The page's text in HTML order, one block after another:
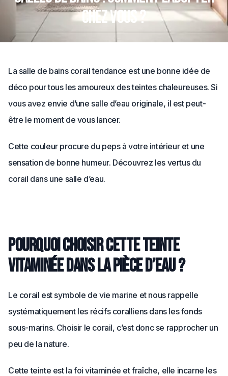
chez vous ?
La salle de bains corail tendance est une bonne idée de
déco pour tous les amoureux des teintes chaleureuses. Si
vous avez envie d’une salle d’eau originale, il est peut-
être le moment de vous lancer.
Cette couleur procure du peps à votre intérieur et une
sensation de bonne humeur. Découvrez les vertus du
corail dans une salle d’eau.
Pourquoi choisir cette teinte
vitaminée dans la pièce d’eau ?
Le corail est symbole de vie marine et nous rappelle
systématiquement les récifs coralliens dans les fonds
sous-marins. Choisir le corail, c’est donc se rapprocher un
peu de la nature.
Cette teinte est la foi vitaminée et fraîche, elle incarne les